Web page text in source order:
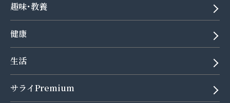
趣味･教養
健康
生活
サライPremium